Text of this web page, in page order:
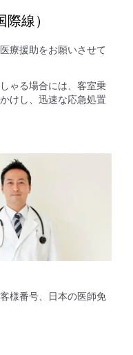
線）
療援助をお願いさせて
ゃる場合には、客室乗
けし、迅速な応急処置
様番号、日本の医師免